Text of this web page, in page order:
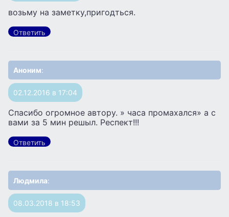
возьму на заметку,пригодться.
Ответить
Аноним:
02.12.2016 в 17:04
Спасибо огромное автору. » часа промахался» а с
вами за 5 мин решыл. Респект!!!
Ответить
Людмила:
08.03.2018 в 18:53